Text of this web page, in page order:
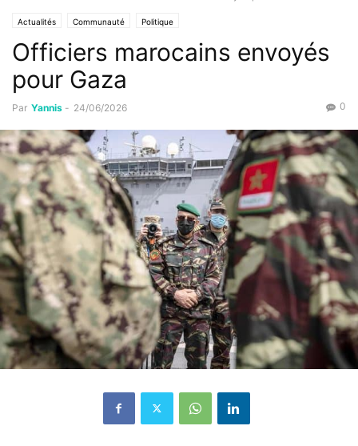
Actualités Communauté Politique
Officiers marocains envoyés
pour Gaza
Par Yannis - 24/06/2026 0